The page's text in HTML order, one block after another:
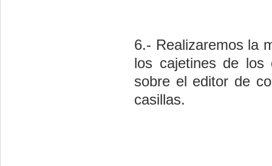
6.- Realizaremos la
los cajetines de los
sobre el editor de
casillas.